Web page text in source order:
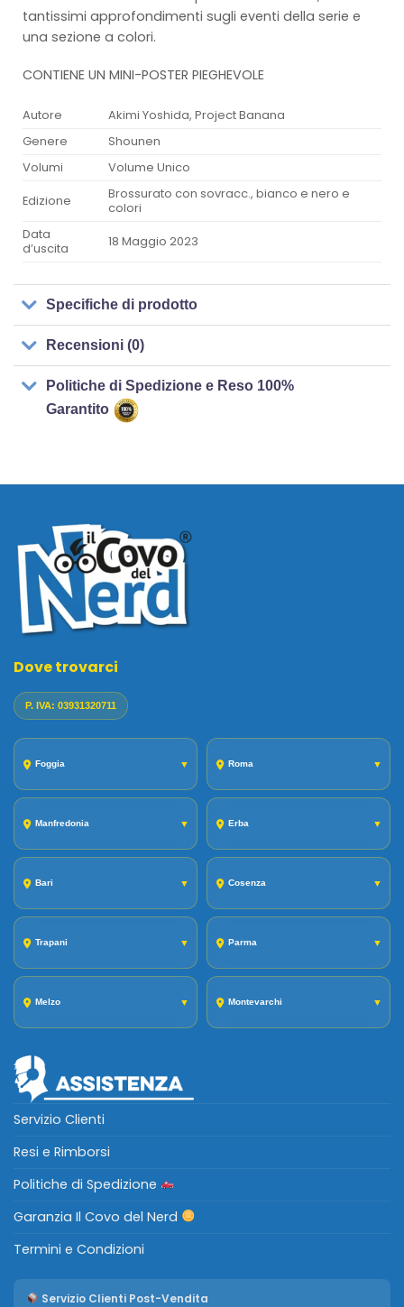
tantissimi approfondimenti sugli eventi della serie e
una sezione a colori.
CONTIENE UN MINI-POSTER PIEGHEVOLE
Autore
Akimi Yoshida, Project Banana
Genere
Shounen
Volumi
Volume Unico
Edizione
Brossurato con sovracc., bianco e nero e
colori
Data
d’uscita
18 Maggio 2023
Specifiche di prodotto
Recensioni (0)
Politiche di Spedizione e Reso 100%
Garantito
Dove trovarci
P. IVA: 03931320711
Foggia ▼ Roma ▼
Manfredonia ▼ Erba ▼
Bari ▼ Cosenza ▼
Trapani ▼ Parma ▼
Melzo ▼ Montevarchi ▼
Servizio Clienti
Resi e Rimborsi
Politiche di Spedizione
Garanzia Il Covo del Nerd
Termini e Condizioni
Servizio Clienti Post-Vendita